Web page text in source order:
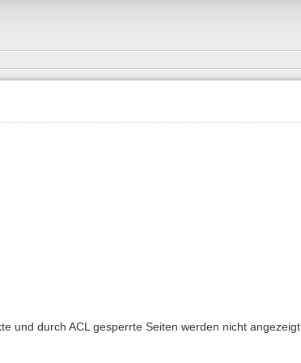
und durch ACL gesperrte Seiten werden nicht angezeigt.